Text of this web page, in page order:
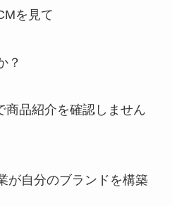
を見て
？
商品紹介を確認しません
が自分のブランドを構築